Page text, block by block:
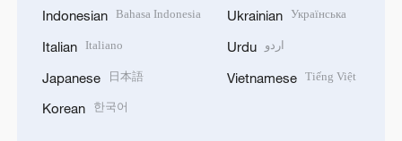
Indonesian Bahasa Indonesia
Italian Italiano
Japanese 日本語
Korean 한국어
Ukrainian Українська
Urdu اردو
Vietnamese Tiếng Việt